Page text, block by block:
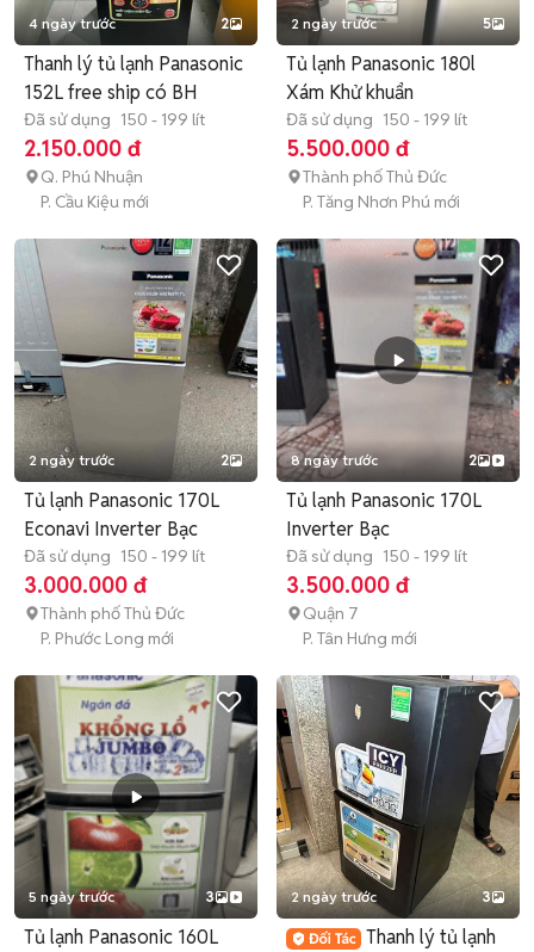
4 ngày trước 2
Thanh lý tủ lạnh Panasonic
152L free ship có BH
Đã sử dụng 150 - 199 lít
2.150.000 đ
Q. Phú Nhuận
P. Cầu Kiệu mới
2 ngày trước 5
Tủ lạnh Panasonic 180l
Xám Khử khuẩn
Đã sử dụng 150 - 199 lít
5.500.000 đ
Thành phố Thủ Đức
P. Tăng Nhơn Phú mới
2 ngày trước 2
Tủ lạnh Panasonic 170L
Econavi Inverter Bạc
Đã sử dụng 150 - 199 lít
3.000.000 đ
Thành phố Thủ Đức
P. Phước Long mới
8 ngày trước 2
Tủ lạnh Panasonic 170L
Inverter Bạc
Đã sử dụng 150 - 199 lít
3.500.000 đ
Quận 7
P. Tân Hưng mới
5 ngày trước 3
Tủ lạnh Panasonic 160L
2 ngày trước 3
Thanh lý tủ lạnh